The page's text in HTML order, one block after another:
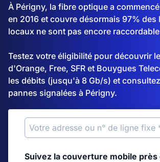
À Périgny, la fibre optique a
en 2016 et couvre désormais 97% des
locaux ne sont pas encore
Testez votre éligibilité pour découvrir
d'Orange, Free, SFR et Bouygues
les débits (jusqu'à 8 Gb/s) et
pannes signalées à Périgny.
Suivez la couverture mobile près